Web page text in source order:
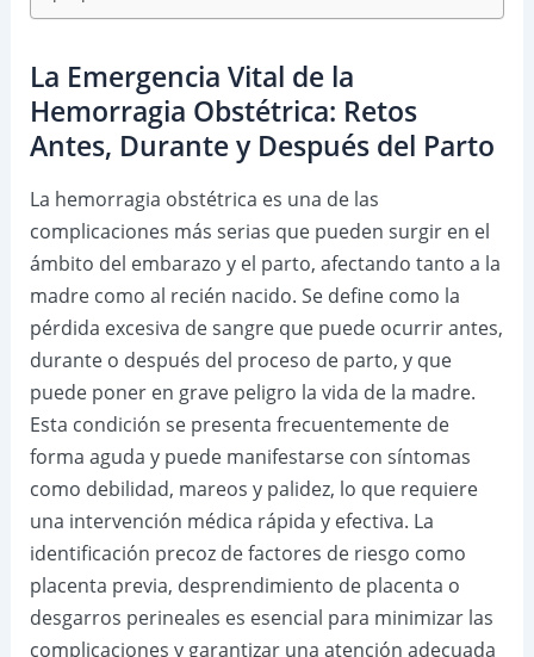
La Emergencia Vital de la
Hemorragia Obstétrica: Retos
Antes, Durante y Después del Parto
La hemorragia obstétrica es una de las
complicaciones más serias que pueden surgir en el
ámbito del embarazo y el parto, afectando tanto a la
madre como al recién nacido. Se define como la
pérdida excesiva de sangre que puede ocurrir antes,
durante o después del proceso de parto, y que
puede poner en grave peligro la vida de la madre.
Esta condición se presenta frecuentemente de
forma aguda y puede manifestarse con síntomas
como debilidad, mareos y palidez, lo que requiere
una intervención médica rápida y efectiva. La
identificación precoz de factores de riesgo como
placenta previa, desprendimiento de placenta o
desgarros perineales es esencial para minimizar las
complicaciones y garantizar una atención adecuada